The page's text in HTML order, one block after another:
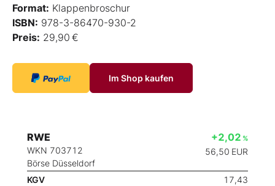
Format: Klappenbroschur
ISBN: 978-3-86470-930-2
Preis: 29,90 €
Im Shop kaufen
RWE
WKN 703712
Börse Düsseldorf
+2,02 %
56,50 EUR
KGV
17,43